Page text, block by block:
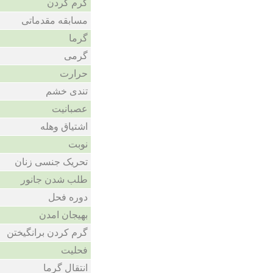
گرم کردن
مسابقه مقدماتی
گرما
گرمی
حرارت
تندی خشم
عصبانیت
اشتیاق وهله
نوبت
تحریک جنسی زنان
طلب شدن جانور
دوره فحل
بهیجان امدن
گرم کردن برانگیختن
فحلیت
انتقال گرما